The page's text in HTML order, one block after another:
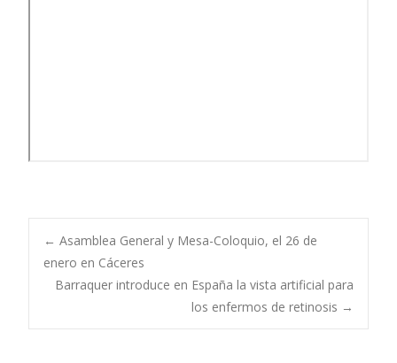
Navegación
← Asamblea General y Mesa-Coloquio, el 26 de
enero en Cáceres
Barraquer introduce en España la vista artificial para
los enfermos de retinosis →